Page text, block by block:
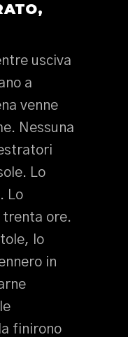
usciva
a
venne
Nessuna
Lo
Lo
ore.
lo
in
finirono